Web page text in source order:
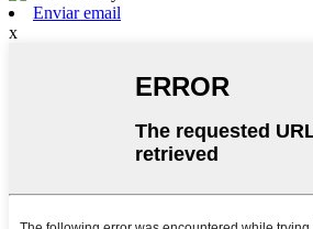
Enviar email
x